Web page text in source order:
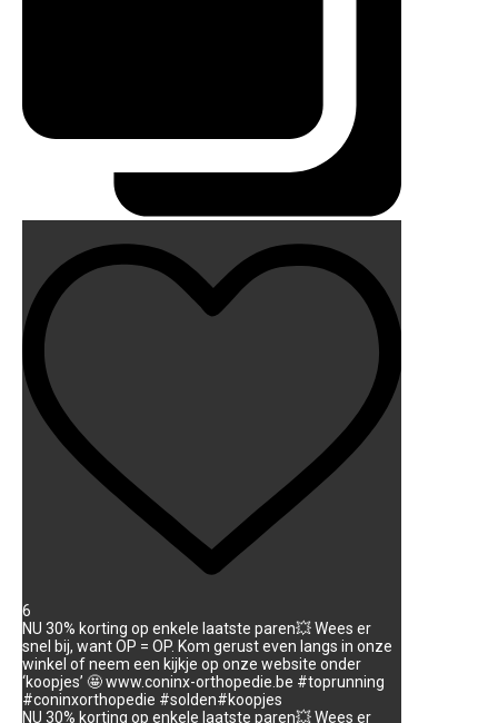
6
NU 30% korting op enkele laatste paren💥 Wees er
snel bij, want OP = OP. Kom gerust even langs in onze
winkel of neem een kijkje op onze website onder
‘koopjes’ 🤩 www.coninx-orthopedie.be #toprunning
#coninxorthopedie #solden#koopjes
NU 30% korting op enkele laatste paren💥 Wees er